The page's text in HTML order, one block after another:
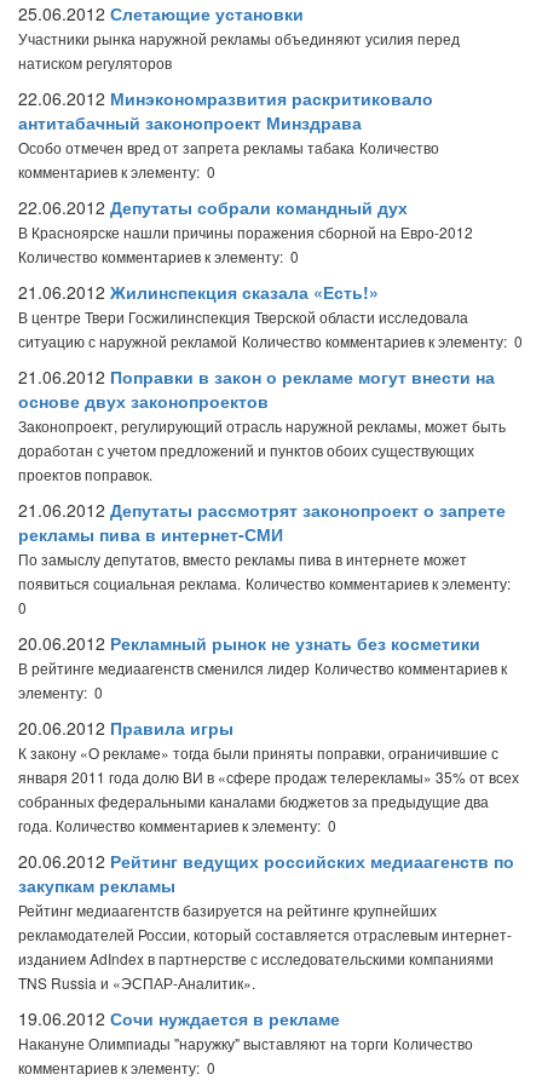
25.06.2012 Слетающие установки
Участники рынка наружной рекламы объединяют усилия перед
натиском регуляторов
22.06.2012 Минэкономразвития раскритиковало
антитабачный законопроект Минздрава
Особо отмечен вред от запрета рекламы табака Количество
комментариев к элементу: 0
22.06.2012 Депутаты собрали командный дух
В Красноярске нашли причины поражения сборной на Евро-2012
Количество комментариев к элементу: 0
21.06.2012 Жилинспекция сказала «Есть!»
В центре Твери Госжилинспекция Тверской области исследовала
ситуацию с наружной рекламой Количество комментариев к элементу: 0
21.06.2012 Поправки в закон о рекламе могут внести на
основе двух законопроектов
Законопроект, регулирующий отрасль наружной рекламы, может быть
доработан с учетом предложений и пунктов обоих существующих
проектов поправок.
21.06.2012 Депутаты рассмотрят законопроект о запрете
рекламы пива в интернет-СМИ
По замыслу депутатов, вместо рекламы пива в интернете может
появиться социальная реклама. Количество комментариев к элементу:
0
20.06.2012 Рекламный рынок не узнать без косметики
В рейтинге медиаагенств сменился лидер Количество комментариев к
элементу: 0
20.06.2012 Правила игры
К закону «О рекламе» тогда были приняты поправки, ограничившие с
января 2011 года долю ВИ в «сфере продаж телерекламы» 35% от всех
собранных федеральными каналами бюджетов за предыдущие два
года. Количество комментариев к элементу: 0
20.06.2012 Рейтинг ведущих российских медиаагенств по
закупкам рекламы
Рейтинг медиаагентств базируется на рейтинге крупнейших
рекламодателей России, который составляется отраслевым интернет-
изданием AdIndex в партнерстве с исследовательскими компаниями
TNS Russia и «ЭСПАР-Аналитик».
19.06.2012 Сочи нуждается в рекламе
Накануне Олимпиады "наружку" выставляют на торги Количество
комментариев к элементу: 0